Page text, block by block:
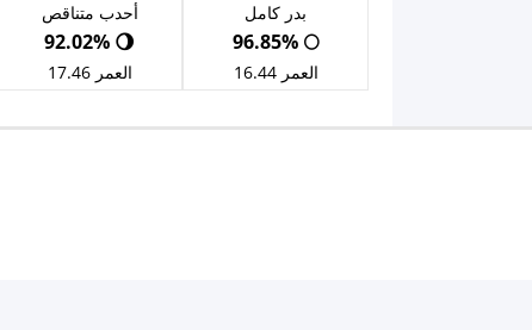
بدر كامل
🌕 96.85%
العمر 16.44
أحدب متناقص
🌖 92.02%
العمر 17.46